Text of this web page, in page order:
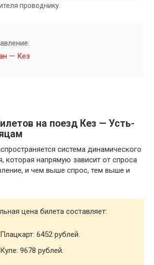
проводнику.
— Кез
на поезд Кез — Усть-
система динамического
которая напрямую зависит от спроса
и чем выше спрос, тем выше и
цена билета составляет:
Плацкарт: 6452 рублей.
Купе: 9678 рублей.